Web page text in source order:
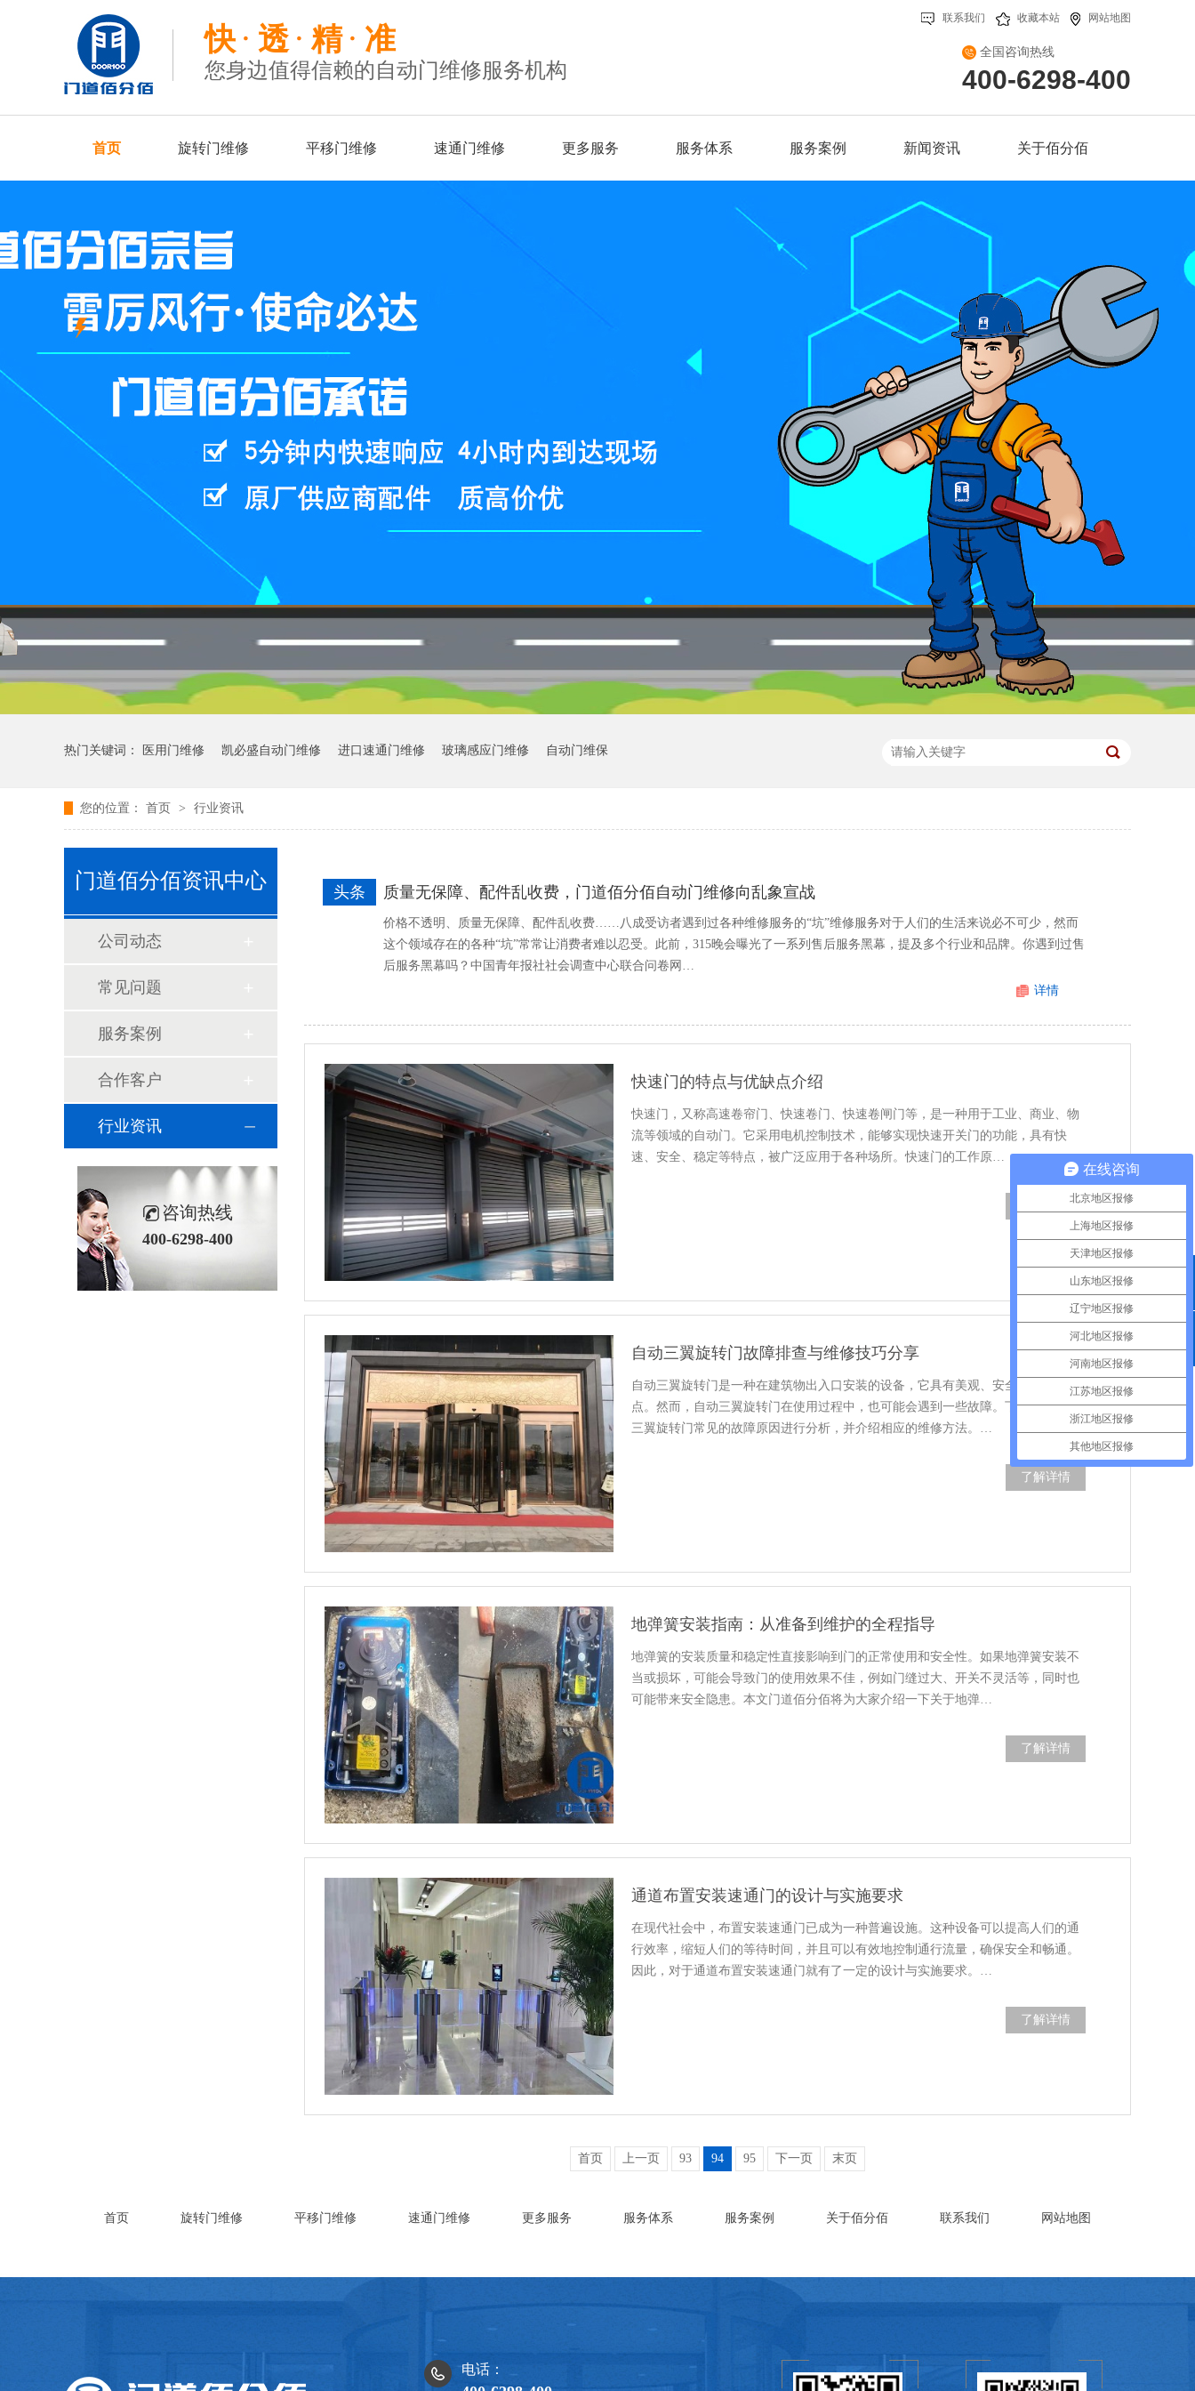
联系我们 收藏本站 网站地图
全国咨询热线
400-6298-400
快 透 精 准
您身边值得信赖的自动门维修服务机构
首页 旋转门维修 平移门维修 速通门维修 更多服务 服务体系 服务案例 新闻资讯 关于佰分佰
热门关键词： 医用门维修 凯必盛自动门维修 进口速通门维修 玻璃感应门维修 自动门维保
您的位置： 首页 > 行业资讯
门道佰分佰资讯中心
公司动态
常见问题
服务案例
合作客户
行业资讯
咨询热线
400-6298-400
质量无保障、配件乱收费，门道佰分佰自动门维修向乱象宣战
头条
价格不透明、质量无保障、配件乱收费……八成受访者遇到过各种维修服务的“坑”维修服务对于人们的生活来说必不可少，然而
这个领域存在的各种“坑”常常让消费者难以忍受。此前，315晚会曝光了一系列售后服务黑幕，提及多个行业和品牌。你遇到过售
后服务黑幕吗？中国青年报社社会调查中心联合问卷网…
详情
快速门的特点与优缺点介绍
快速门，又称高速卷帘门、快速卷门、快速卷闸门等，是一种用于工业、商业、物
流等领域的自动门。它采用电机控制技术，能够实现快速开关门的功能，具有快
速、安全、稳定等特点，被广泛应用于各种场所。快速门的工作原…
了解详情
自动三翼旋转门故障排查与维修技巧分享
自动三翼旋转门是一种在建筑物出入口安装的设备，它具有美观、安全、节能等特
点。然而，自动三翼旋转门在使用过程中，也可能会遇到一些故障。下面将对自动
三翼旋转门常见的故障原因进行分析，并介绍相应的维修方法。…
了解详情
地弹簧安装指南：从准备到维护的全程指导
地弹簧的安装质量和稳定性直接影响到门的正常使用和安全性。如果地弹簧安装不
当或损坏，可能会导致门的使用效果不佳，例如门缝过大、开关不灵活等，同时也
可能带来安全隐患。本文门道佰分佰将为大家介绍一下关于地弹…
了解详情
通道布置安装速通门的设计与实施要求
在现代社会中，布置安装速通门已成为一种普遍设施。这种设备可以提高人们的通
行效率，缩短人们的等待时间，并且可以有效地控制通行流量，确保安全和畅通。
因此，对于通道布置安装速通门就有了一定的设计与实施要求。…
了解详情
首页 上一页 93 94 95 下一页 末页
首页 旋转门维修 平移门维修 速通门维修 更多服务 服务体系 服务案例 关于佰分佰 联系我们 网站地图
电话：
QQ咨询
400电话
在线咨询
北京地区报修
上海地区报修
天津地区报修
山东地区报修
辽宁地区报修
河北地区报修
河南地区报修
江苏地区报修
浙江地区报修
其他地区报修